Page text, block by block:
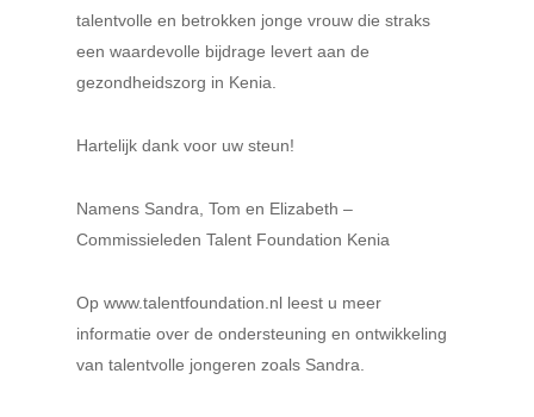
talentvolle en betrokken jonge vrouw die straks
een waardevolle bijdrage levert aan de
gezondheidszorg in Kenia.
Hartelijk dank voor uw steun!
Namens Sandra, Tom en Elizabeth –
Commissieleden Talent Foundation Kenia
Op www.talentfoundation.nl leest u meer
informatie over de ondersteuning en ontwikkeling
van talentvolle jongeren zoals Sandra.